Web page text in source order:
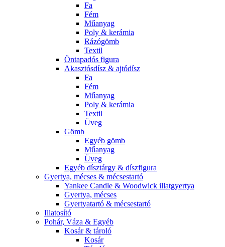
Fa
Fém
Műanyag
Poly & kerámia
Rázógömb
Textil
Öntapadós figura
Akasztósdísz & ajtódísz
Fa
Fém
Műanyag
Poly & kerámia
Textil
Üveg
Gömb
Egyéb gömb
Műanyag
Üveg
Egyéb dísztárgy & díszfigura
Gyertya, mécses & mécsestartó
Yankee Candle & Woodwick illatgyertya
Gyertya, mécses
Gyertyatartó & mécsestartó
Illatosító
Pohár, Váza & Egyéb
Kosár & tároló
Kosár